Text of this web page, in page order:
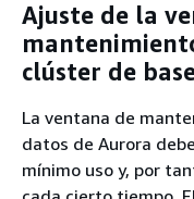
Ajuste de la
clúster de
La ventana de
datos de Aurora
mínimo uso y, por